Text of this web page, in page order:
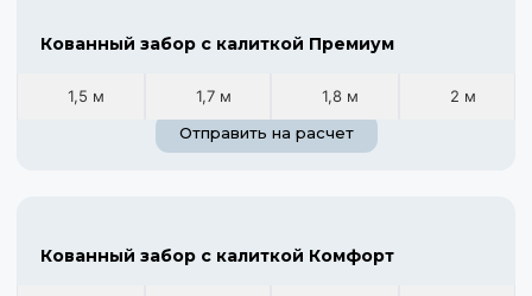
Кованный забор с калиткой Премиум
1,5 м 1,7 м 1,8 м
2 м
Отправить на расчет
Кованный забор с калиткой Комфорт